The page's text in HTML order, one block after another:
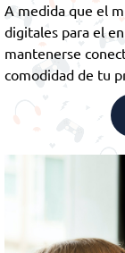
A medida que el
digitales para el
mantenerse
comodidad de tu